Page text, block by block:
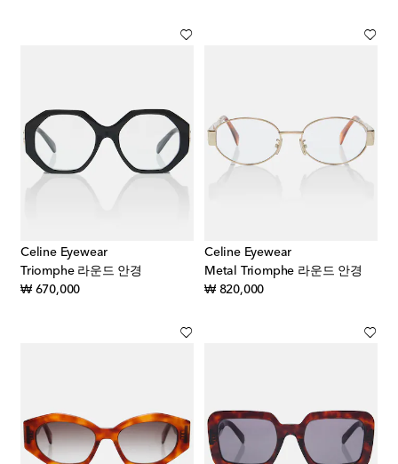
Celine Eyewear
Triomphe 라운드 안경
₩ 670,000original price
Celine Eyewear
Metal Triomphe 라운드 안경
₩ 820,000original price